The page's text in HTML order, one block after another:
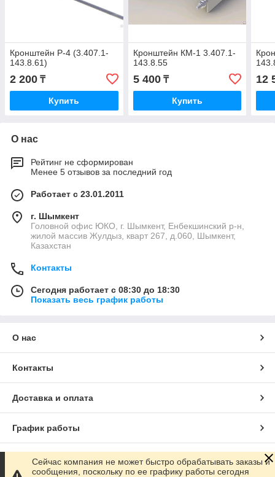
Кронштейн Р-4 (3.407.1-
143.8.61)
2 200 ₸
Купить
Кронштейн КМ-1 3.407.1-
143.8.55
5 400₸
Купить
12
О нас
Рейтинг не сформирован
Менее 5 отзывов за последний год
Работает с 23.01.2011
г. Шымкент
Головной офис ЮКО, г. Шымкент, Енбекшинский р-н,
жилой массив Жулдыз, кварт 267, д.060, Шымкент,
Казахстан
Контакты
Сегодня работает с 08:30 до 18:30
Показать весь график работы
О нас
Контакты
Доставка и оплата
График работы
Полная версия сайта
Сейчас компания не может быстро обрабатывать заказы и
сообщения, поскольку по ее графику работы сегодня